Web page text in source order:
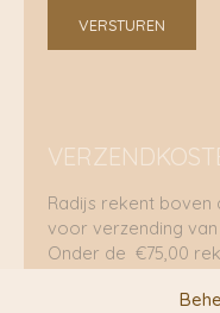
VERSTUREN
Radijs rekent boven
voor verzending
Onder de €75,00